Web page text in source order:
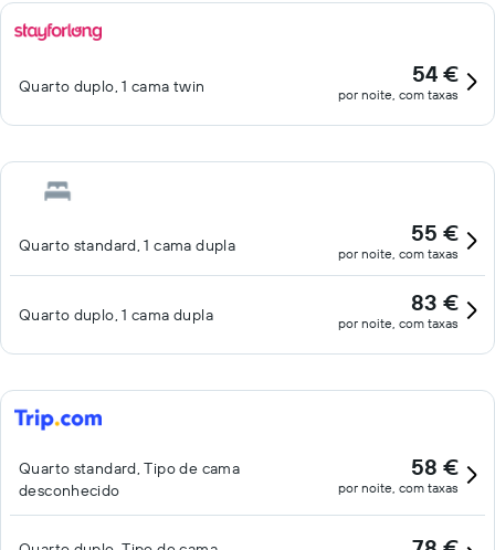
Quarto duplo, 1 cama twin 54 €
por noite, com taxas
Quarto standard, 1 cama dupla 55 €
por noite, com taxas
Quarto duplo, 1 cama dupla 83 €
por noite, com taxas
Quarto standard, Tipo de cama
desconhecido
58 €
por noite, com taxas